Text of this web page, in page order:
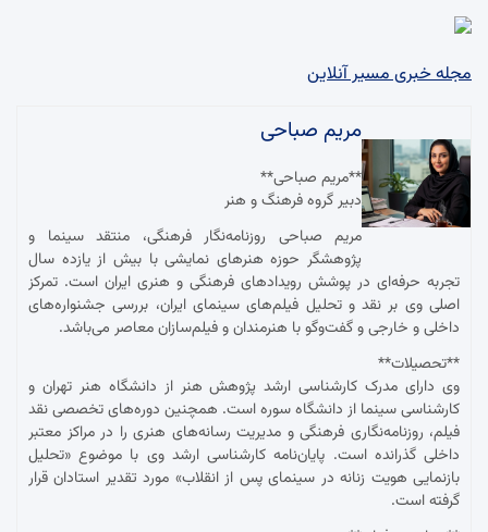
مجله خبری مسیر آنلاین
مریم صباحی
**مریم صباحی**
دبیر گروه فرهنگ و هنر
مریم صباحی روزنامه‌نگار فرهنگی، منتقد سینما و
پژوهشگر حوزه هنرهای نمایشی با بیش از یازده سال
تجربه حرفه‌ای در پوشش رویدادهای فرهنگی و هنری ایران است. تمرکز
اصلی وی بر نقد و تحلیل فیلم‌های سینمای ایران، بررسی جشنواره‌های
داخلی و خارجی و گفت‌وگو با هنرمندان و فیلم‌سازان معاصر می‌باشد.
**تحصیلات**
وی دارای مدرک کارشناسی ارشد پژوهش هنر از دانشگاه هنر تهران و
کارشناسی سینما از دانشگاه سوره است. همچنین دوره‌های تخصصی نقد
فیلم، روزنامه‌نگاری فرهنگی و مدیریت رسانه‌های هنری را در مراکز معتبر
داخلی گذرانده است. پایان‌نامه کارشناسی ارشد وی با موضوع «تحلیل
بازنمایی هویت زنانه در سینمای پس از انقلاب» مورد تقدیر استادان قرار
گرفته است.